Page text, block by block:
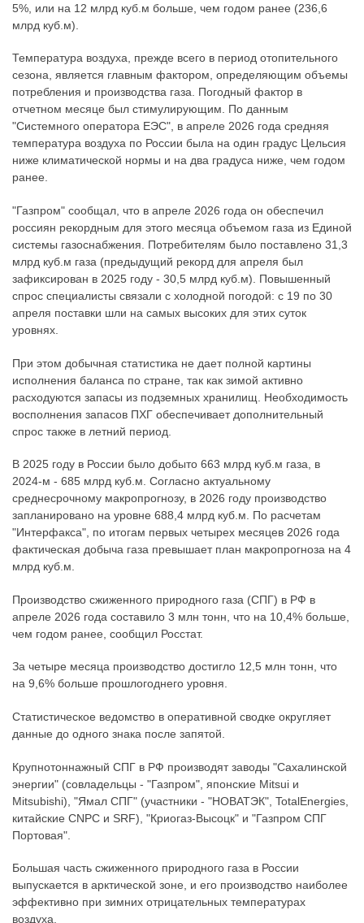
5%, или на 12 млрд куб.м больше, чем годом ранее (236,6
млрд куб.м).
Температура воздуха, прежде всего в период отопительного
сезона, является главным фактором, определяющим объемы
потребления и производства газа. Погодный фактор в
отчетном месяце был стимулирующим. По данным
"Системного оператора ЕЭС", в апреле 2026 года средняя
температура воздуха по России была на один градус Цельсия
ниже климатической нормы и на два градуса ниже, чем годом
ранее.
"Газпром" сообщал, что в апреле 2026 года он обеспечил
россиян рекордным для этого месяца объемом газа из Единой
системы газоснабжения. Потребителям было поставлено 31,3
млрд куб.м газа (предыдущий рекорд для апреля был
зафиксирован в 2025 году - 30,5 млрд куб.м). Повышенный
спрос специалисты связали с холодной погодой: с 19 по 30
апреля поставки шли на самых высоких для этих суток
уровнях.
При этом добычная статистика не дает полной картины
исполнения баланса по стране, так как зимой активно
расходуются запасы из подземных хранилищ. Необходимость
восполнения запасов ПХГ обеспечивает дополнительный
спрос также в летний период.
В 2025 году в России было добыто 663 млрд куб.м газа, в
2024-м - 685 млрд куб.м. Согласно актуальному
среднесрочному макропрогнозу, в 2026 году производство
запланировано на уровне 688,4 млрд куб.м. По расчетам
"Интерфакса", по итогам первых четырех месяцев 2026 года
фактическая добыча газа превышает план макропрогноза на 4
млрд куб.м.
Производство сжиженного природного газа (СПГ) в РФ в
апреле 2026 года составило 3 млн тонн, что на 10,4% больше,
чем годом ранее, сообщил Росстат.
За четыре месяца производство достигло 12,5 млн тонн, что
на 9,6% больше прошлогоднего уровня.
Статистическое ведомство в оперативной сводке округляет
данные до одного знака после запятой.
Крупнотоннажный СПГ в РФ производят заводы "Сахалинской
энергии" (совладельцы - "Газпром", японские Mitsui и
Mitsubishi), "Ямал СПГ" (участники - "НОВАТЭК", TotalEnergies,
китайские CNPC и SRF), "Криогаз-Высоцк" и "Газпром СПГ
Портовая".
Большая часть сжиженного природного газа в России
выпускается в арктической зоне, и его производство наиболее
эффективно при зимних отрицательных температурах
воздуха.